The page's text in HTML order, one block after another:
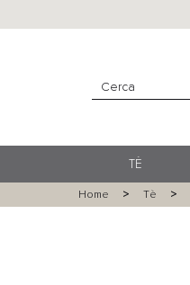
TÈ
Home Tè